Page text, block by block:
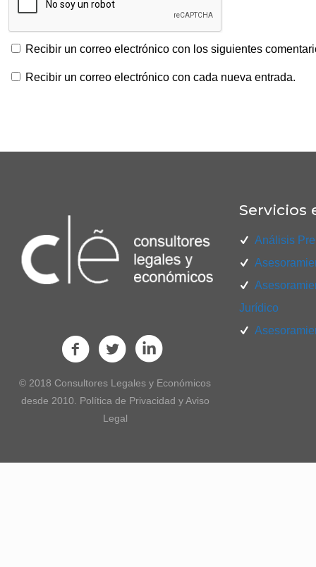
Recibir un correo electrónico con los siguientes
Recibir un correo electrónico con cada nueva entrada.
© 2018 Consultores Legales y Económicos
desde 2010. Política de Privacidad y Aviso
Legal
Servicios
Análisis
Jurídico